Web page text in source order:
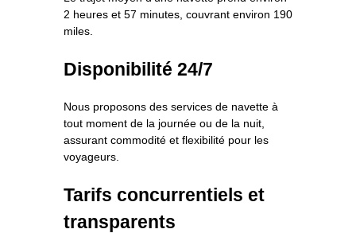
2 heures et 57 minutes, couvrant environ 190
miles.
Disponibilité 24/7
Nous proposons des services de navette à
tout moment de la journée ou de la nuit,
assurant commodité et flexibilité pour les
voyageurs.
Tarifs concurrentiels et
transparents